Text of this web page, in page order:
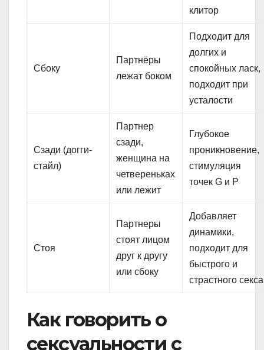
клитор
Сбоку
Партнёры
лежат боком
Подходит для
долгих и
спокойных ласк,
подходит при
усталости
Сзади (догги-
стайл)
Партнер
сзади,
женщина на
четвереньках
или лежит
Глубокое
проникновение,
стимуляция
точек G и P
Стоя
Партнеры
стоят лицом
друг к другу
или сбоку
Добавляет
динамики,
подходит для
быстрого и
страстного секса
Как говорить о
сексуальности с